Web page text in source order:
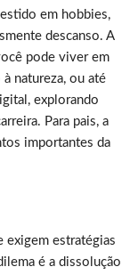
em hobbies,
descanso. A
pode viver em
natureza, ou até
explorando
Para pais, a
importantes da
exigem estratégias
é a dissolução